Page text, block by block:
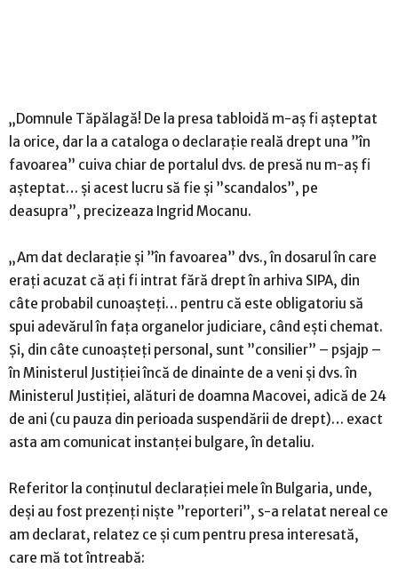
„Domnule Tăpălagă! De la presa tabloidă m-aș fi așteptat
la orice, dar la a cataloga o declarație reală drept una ”în
favoarea” cuiva chiar de portalul dvs. de presă nu m-aș fi
așteptat… și acest lucru să fie și ”scandalos”, pe
deasupra”, precizeaza Ingrid Mocanu.
„Am dat declarație și ”în favoarea” dvs., în dosarul în care
erați acuzat că ați fi intrat fără drept în arhiva SIPA, din
câte probabil cunoașteți… pentru că este obligatoriu să
spui adevărul în fața organelor judiciare, când ești chemat.
Și, din câte cunoașteți personal, sunt ”consilier” – psjajp –
în Ministerul Justiției încă de dinainte de a veni și dvs. în
Ministerul Justiției, alături de doamna Macovei, adică de 24
de ani (cu pauza din perioada suspendării de drept)… exact
asta am comunicat instanței bulgare, în detaliu.
Referitor la conținutul declarației mele în Bulgaria, unde,
deși au fost prezenți niște ”reporteri”, s-a relatat nereal ce
am declarat, relatez ce și cum pentru presa interesată,
care mă tot întreabă: